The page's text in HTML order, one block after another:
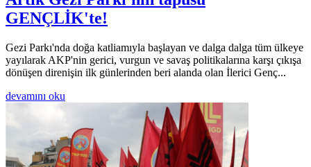
GENÇLİK'te!
Gezi Parkı'nda doğa katliamıyla başlayan ve dalga dalga tüm ülkeye
yayılarak AKP'nin gerici, vurgun ve savaş politikalarına karşı çıkışa
dönüşen direnişin ilk günlerinden beri alanda olan İlerici Genç...
devamını oku